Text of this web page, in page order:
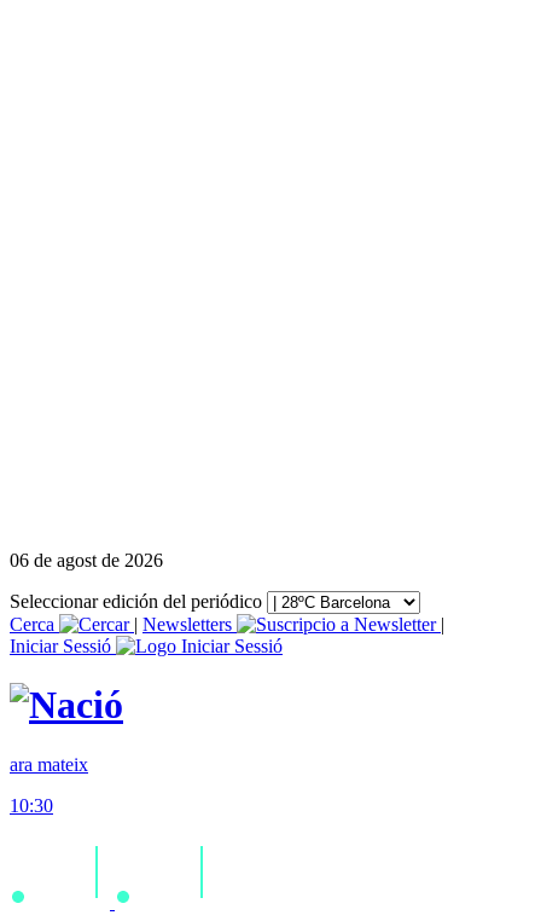
06 de agost de 2026
Seleccionar edición del periódico
Cerca
| Newsletters
|
Iniciar Sessió
ara mateix
10:30